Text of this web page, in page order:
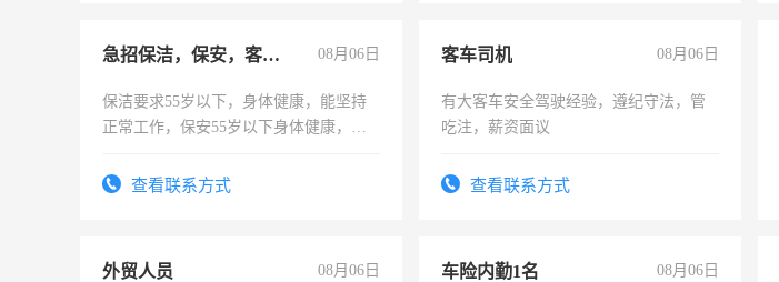
急招保洁，保安，客服，工程 08月06日
保洁要求55岁以下，身体健康，能坚持
正常工作，保安55岁以下身体健康，有
录，客服要求45岁以下高中以上文化，
查看联系方式
客车司机 08月06日
有大客车安全驾驶经验，遵纪守法，管
吃注，薪资面议
查看联系方式
外贸人员 08月06日 车险内勤1名 08月06日